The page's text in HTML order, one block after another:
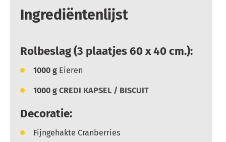
Ingrediëntenlijst
Rolbeslag (3 plaatjes 60 x 40 cm.):
1000 g Eieren
1000 g CREDI KAPSEL / BISCUIT
Decoratie:
Fijngehakte Cranberries